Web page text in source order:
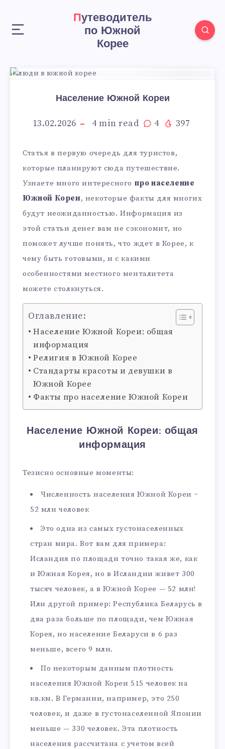
Путеводитель
по Южной
Корее
Население Южной Кореи
13.02.2026 4 min read 4 397
Статья в первую очередь для туристов,
которые планируют сюда путешествие.
Узнаете много интересного про население
Южной Кореи, некоторые факты для многих
будут неожиданностью. Информация из
этой статьи денег вам не сэкономит, но
поможет лучше понять, что ждет в Корее, к
чему быть готовыми, и с какими
особенностями местного менталитета
можете столкнуться.
Оглавление:
Население Южной Кореи: общая
информация
Религия в Южной Корее
Стандарты красоты и девушки в
Южной Корее
Факты про население Южной Кореи
Население Южной Кореи: общая
информация
Тезисно основные моменты:
Численность населения Южной Кореи ~
52 млн человек
Это одна из самых густонаселенных
стран мира. Вот вам для примера:
Исландия по площади точно такая же, как
и Южная Корея, но в Исландии живет 300
тысяч человек, а в Южной Корее — 52 млн!
Или другой пример: Республика Беларусь в
два раза больше по площади, чем Южная
Корея, но население Беларуси в 6 раз
меньше, всего 9 млн.
По некоторым данным плотность
населения Южной Кореи 515 человек на
кв.км. В Германии, например, это 250
человек, и даже в густонаселенной Японии
меньше — 330 человек. Эта плотность
населения рассчитана с учетом всей